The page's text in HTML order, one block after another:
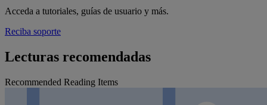
Acceda a tutoriales, guías de usuario y más.
Reciba soporte
Lecturas recomendadas
Recommended Reading Items